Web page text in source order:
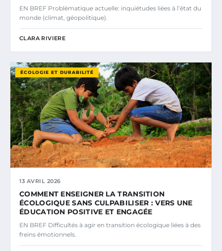
EN BREF Problématique actuelle: inquiétudes liées à l’état du
monde (climat, géopolitique).
CLARA RIVIERE
ÉCOLOGIE ET DURABILITÉ
13 AVRIL 2026
COMMENT ENSEIGNER LA TRANSITION
ÉCOLOGIQUE SANS CULPABILISER : VERS UNE
ÉDUCATION POSITIVE ET ENGAGÉE
EN BREF Difficultés à agir en transition écologique liées à des
freins émotionnels.